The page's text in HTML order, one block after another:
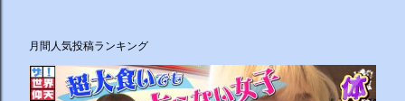
月間人気投稿ランキング